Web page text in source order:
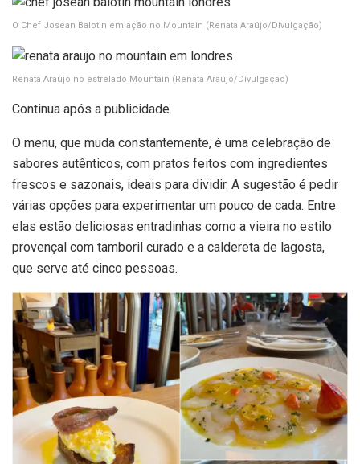
O Chef Josean Balotin em ação no Mountain (Renata Araújo/Divulgação)
Renata Araújo no estrelado Mountain (Renata Araújo/Divulgação)
Continua após a publicidade
O menu, que muda constantemente, é uma celebração de
sabores autênticos, com pratos feitos com ingredientes
frescos e sazonais, ideais para dividir. A sugestão é pedir
várias opções para experimentar um pouco de cada. Entre
elas estão deliciosas entradinhas como a vieira no estilo
provençal com tamboril curado e a caldereta de lagosta,
que serve até cinco pessoas.